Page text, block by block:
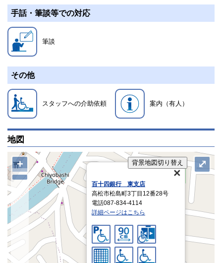
手話・筆談等での対応
筆談
その他
スタッフへの介助依頼 案内（有人）
地図
背景地図切り替え
百十四銀行 東支店
高松市松島町3丁目12番28号
電話087-834-4114
詳細ページはこちら
+ ⤢